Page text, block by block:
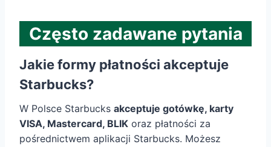
Często zadawane pytania
Jakie formy płatności akceptuje
Starbucks?
W Polsce Starbucks akceptuje gotówkę, karty
VISA, Mastercard, BLIK oraz płatności za
pośrednictwem aplikacji Starbucks. Możesz